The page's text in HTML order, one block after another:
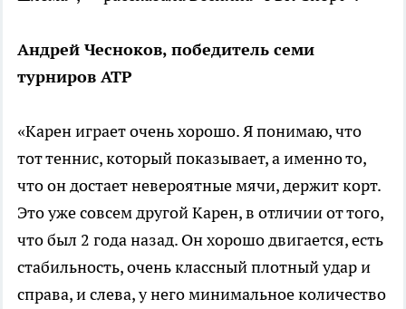
Андрей Чесноков, победитель семи
турниров ATP
«Карен играет очень хорошо. Я понимаю, что
тот теннис, который показывает, а именно то,
что он достает невероятные мячи, держит корт.
Это уже совсем другой Карен, в отличии от того,
что был 2 года назад. Он хорошо двигается, есть
стабильность, очень классный плотный удар и
справа, и слева, у него минимальное количество